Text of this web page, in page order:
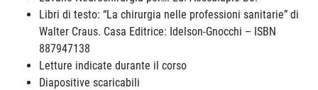
Libri di testo: “La chirurgia nelle professioni sanitarie” di
Walter Craus. Casa Editrice: Idelson-Gnocchi – ISBN
887947138
Letture indicate durante il corso
Diapositive scaricabili